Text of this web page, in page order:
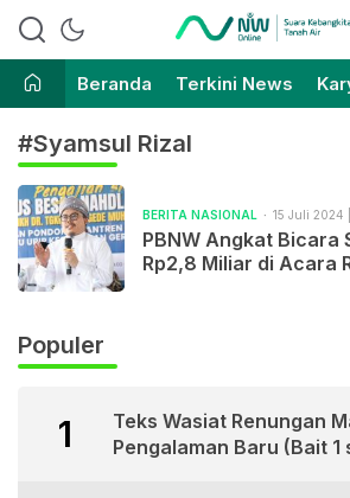
Nahdlatul Wathan
Suara Kebangkitan Tanah
Beranda
Terkini News
#Syamsul Rizal
BERITA NASIONAL 15 Juli 2024
PBNW Angkat Bicara
Rp2,8 Miliar di Acara
Populer
1
Teks Wasiat Renungan
Pengalaman Baru (Bait 1